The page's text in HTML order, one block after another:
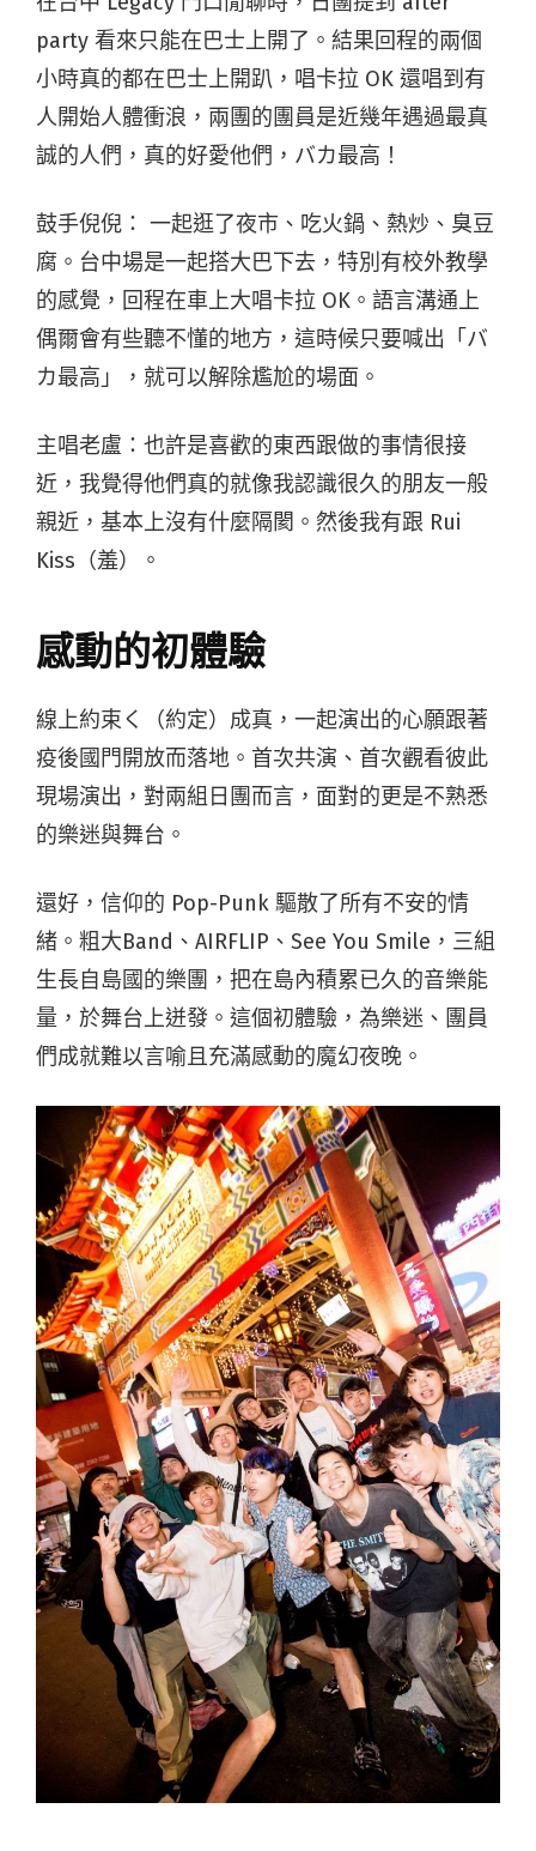
party 看來只能在巴士上開了。結果回程的兩個
小時真的都在巴士上開趴，唱卡拉 OK 還唱到有
人開始人體衝浪， 兩團的團員是近幾年遇過最真
誠的人們，真的好愛他們，バカ最高！
鼓手倪倪： 一起逛了夜市、吃火鍋、熱炒、臭豆
腐。台中場是一起搭大巴下去，特別有校外教學
的感覺，回程在車上大唱卡拉 OK。語言溝通上
偶爾會有些聽不懂的地方，這時候只要喊出「バ
カ最高」，就可以解除尷尬的場面。
主唱老盧：也許是喜歡的東西跟做的事情很接
近，我覺得他們真的就像我認識很久的朋友一般
親近，基本上沒有什麼隔閡。然後我有跟 Rui
Kiss（羞）。
感動的初體驗
線上約束く（約定）成真，一起演出的心願跟著
疫後國門開放而落地。首次共演、首次觀看彼此
現場演出，對兩組日團而言，面對的更是不熟悉
的樂迷與舞台。
還好，信仰的 Pop-Punk 驅散了所有不安的情
緒。粗大Band、AIRFLIP、See You Smile，三組
生長自島國的樂團，把在島內積累已久的音樂能
量，於舞台上迸發。這個初體驗，為樂迷、團員
們成就難以言喻且充滿感動的魔幻夜晚。